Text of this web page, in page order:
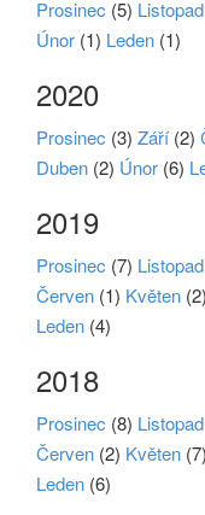
Prosinec (5) Listopad
Únor (1) Leden (1)
2020
Prosinec (3) Září(2)
Duben (2) Únor (6)
2019
Prosinec (7) Listopad
Červen (1) Květen (2)
Leden (4)
2018
Prosinec (8) Listopad
Červen (2) Květen (7)
Leden (6)